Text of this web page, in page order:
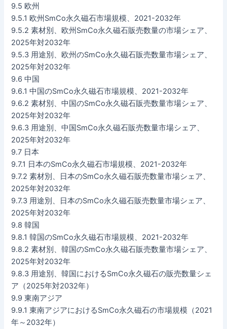
9.5 欧州
9.5.1 欧州SmCo永久磁石市場規模、2021-2032年
9.5.2 素材別、欧州SmCo永久磁石販売数量の市場シェア、
2025年対2032年
9.5.3 用途別、欧州のSmCo永久磁石販売数量市場シェア、
2025年対2032年
9.6 中国
9.6.1 中国のSmCo永久磁石市場規模、2021-2032年
9.6.2 素材別、中国のSmCo永久磁石販売数量市場シェア、
2025年対2032年
9.6.3 用途別、中国SmCo永久磁石販売数量市場シェア、
2025年対2032年
9.7 日本
9.7.1 日本のSmCo永久磁石市場規模、2021-2032年
9.7.2 素材別、日本のSmCo永久磁石販売数量市場シェア、
2025年対2032年
9.7.3 用途別、日本のSmCo永久磁石販売数量市場シェア、
2025年対2032年
9.8 韓国
9.8.1 韓国のSmCo永久磁石市場規模、2021-2032年
9.8.2 素材別、韓国のSmCo永久磁石販売数量市場シェア、
2025年対2032年
9.8.3 用途別、韓国におけるSmCo永久磁石の販売数量シェ
ア（2025年対2032年）
9.9 東南アジア
9.9.1 東南アジアにおけるSmCo永久磁石の市場規模（2021
年～2032年）